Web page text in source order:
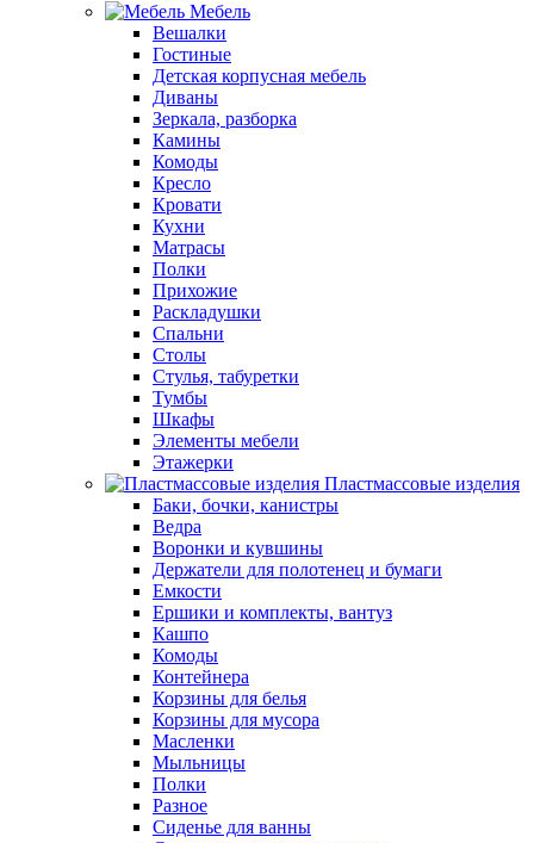
Мебель
Вешалки
Гостиные
Детская корпусная мебель
Диваны
Зеркала, разборка
Камины
Комоды
Кресло
Кровати
Кухни
Матрасы
Полки
Прихожие
Раскладушки
Спальни
Столы
Стулья, табуретки
Тумбы
Шкафы
Элементы мебели
Этажерки
Пластмассовые изделия
Баки, бочки, канистры
Ведра
Воронки и кувшины
Держатели для полотенец и бумаги
Емкости
Ершики и комплекты, вантуз
Кашпо
Комоды
Контейнера
Корзины для белья
Корзины для мусора
Масленки
Мыльницы
Полки
Разное
Сиденье для ванны